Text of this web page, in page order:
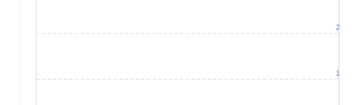
1
2